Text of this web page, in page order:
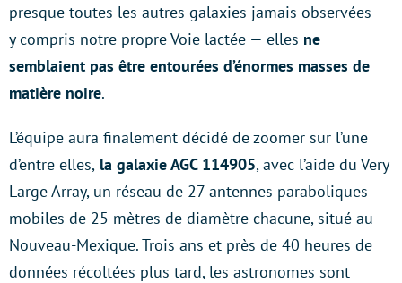
presque toutes les autres galaxies jamais observées —
y compris notre propre Voie lactée — elles ne
semblaient pas être entourées d’énormes masses de
matière noire.
L’équipe aura finalement décidé de zoomer sur l’une
d’entre elles, la galaxie AGC 114905, avec l’aide du Very
Large Array, un réseau de 27 antennes paraboliques
mobiles de 25 mètres de diamètre chacune, situé au
Nouveau-Mexique. Trois ans et près de 40 heures de
données récoltées plus tard, les astronomes sont